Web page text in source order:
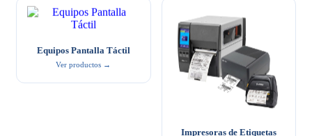
Equipos Pantalla Táctil
Ver productos →
Impresoras de Etiquetas